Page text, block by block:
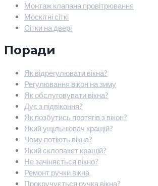
Монтаж клапана провітрювання
Москітні сіткі
Сітки на двері
Поради
Як відрегулювати вікна?
Регулювання вікон на зиму
Як обслуговувати вікна?
Дує з підвіконня?
Як позбутись протягів з вікон?
Який ущільнювач кращій?
Чому потіють вікна?
Який склопакет кращій?
Не зачіняється вікно?
Ремонт ручки вікна
Прокручується ручка вікна?